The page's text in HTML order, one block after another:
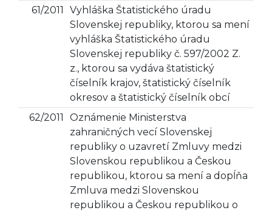
61/2011
Vyhláška Štatistického úradu
Slovenskej republiky, ktorou sa mení
vyhláška Štatistického úradu
Slovenskej republiky č. 597/2002 Z.
z., ktorou sa vydáva štatistický
číselník krajov, štatistický číselník
okresov a štatistický číselník obcí
62/2011
Oznámenie Ministerstva
zahraničných vecí Slovenskej
republiky o uzavretí Zmluvy medzi
Slovenskou republikou a Českou
republikou, ktorou sa mení a dopĺňa
Zmluva medzi Slovenskou
republikou a Českou republikou o